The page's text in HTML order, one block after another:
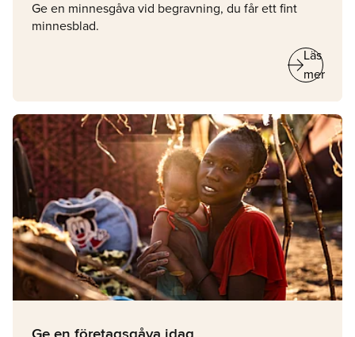
Ge en minnesgåva vid begravning, du får ett fint
minnesblad.
arrow_right_altLäs
mer